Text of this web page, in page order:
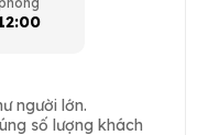
người lớn.
số lượng khách